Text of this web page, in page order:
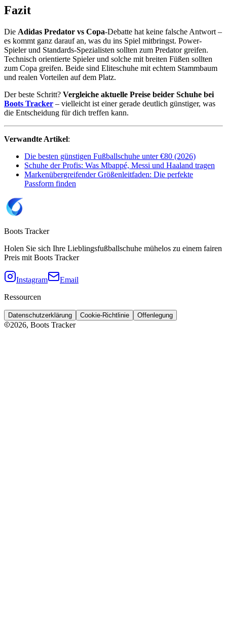
Fazit
Die Adidas Predator vs Copa-Debatte hat keine falsche Antwort –
es kommt ganz darauf an, was du ins Spiel mitbringst. Power-
Spieler und Standards-Spezialisten sollten zum Predator greifen.
Technisch orientierte Spieler und solche mit breiten Füßen sollten
zum Copa greifen. Beide sind Eliteschuhe mit echtem Stammbaum
und realen Vorteilen auf dem Platz.
Der beste Schritt? Vergleiche aktuelle Preise beider Schuhe bei
Boots Tracker – vielleicht ist einer gerade deutlich günstiger, was
die Entscheidung für dich treffen kann.
Verwandte Artikel:
Die besten günstigen Fußballschuhe unter €80 (2026)
Schuhe der Profis: Was Mbappé, Messi und Haaland tragen
Markenübergreifender Größenleitfaden: Die perfekte
Passform finden
Boots Tracker
Holen Sie sich Ihre Lieblingsfußballschuhe mühelos zu einem fairen
Preis mit Boots Tracker
Instagram
Email
Ressourcen
Datenschutzerklärung Cookie-Richtlinie Offenlegung
2026, Boots Tracker